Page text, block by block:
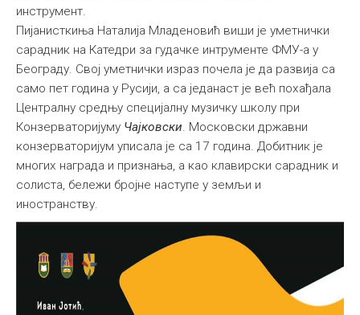
инструмент.
Пијанисткиња Наталија Младеновић виши је уметнички
сарадник на Катедри за гудачке интрументе ФМУ-а у
Београду. Свој уметнички израз почела је да развија са
само пет година у Русији, а са једанаст је већ похађала
Централну средњу специјалну музичку школу при
Конзерваторијуму Чајковски. Московски државни
конзерваторијум уписала је са 17 година. Добитник је
многих награда и признања, а као клавирски сарадник и
солиста, бележи бројне наступе у земљи и
иностранству.